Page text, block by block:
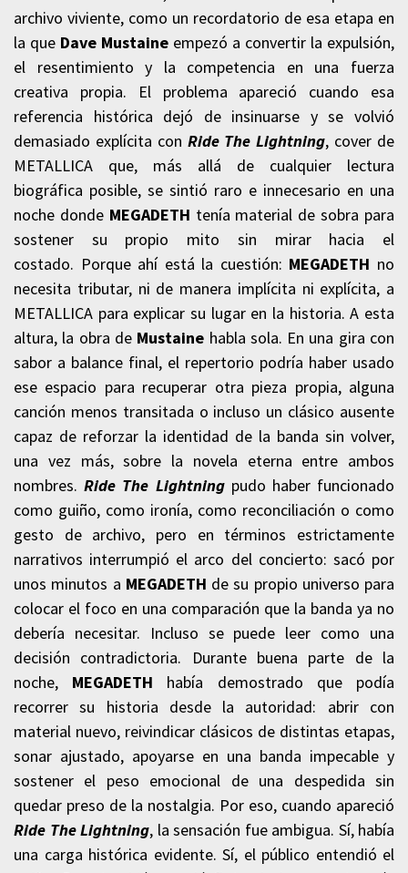
archivo viviente, como un recordatorio de esa etapa en
la que Dave Mustaine empezó a convertir la expulsión,
el resentimiento y la competencia en una fuerza
creativa propia. El problema apareció cuando esa
referencia histórica dejó de insinuarse y se volvió
demasiado explícita con Ride The Lightning, cover de
METALLICA que, más allá de cualquier lectura
biográfica posible, se sintió raro e innecesario en una
noche donde MEGADETH tenía material de sobra para
sostener su propio mito sin mirar hacia el
costado. Porque ahí está la cuestión: MEGADETH no
necesita tributar, ni de manera implícita ni explícita, a
METALLICA para explicar su lugar en la historia. A esta
altura, la obra de Mustaine habla sola. En una gira con
sabor a balance final, el repertorio podría haber usado
ese espacio para recuperar otra pieza propia, alguna
canción menos transitada o incluso un clásico ausente
capaz de reforzar la identidad de la banda sin volver,
una vez más, sobre la novela eterna entre ambos
nombres.Ride The Lightningpudo haber funcionado
como guiño, como ironía, como reconciliación o como
gesto de archivo, pero en términos estrictamente
narrativos interrumpió el arco del concierto: sacó por
unos minutos a MEGADETH de su propio universo para
colocar el foco en una comparación que la banda ya no
debería necesitar. Incluso se puede leer como una
decisión contradictoria. Durante buena parte de la
noche, MEGADETH había demostrado que podía
recorrer su historia desde la autoridad: abrir con
material nuevo, reivindicar clásicos de distintas etapas,
sonar ajustado, apoyarse en una banda impecable y
sostener el peso emocional de una despedida sin
quedar preso de la nostalgia. Por eso, cuando apareció
Ride The Lightning, la sensación fue ambigua. Sí, había
una carga histórica evidente. Sí, el público entendió el